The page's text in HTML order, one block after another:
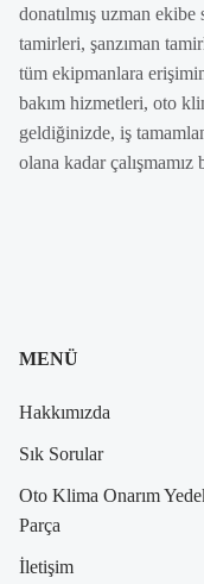
donatılmış uzman
tamirleri, şanzıman
tüm ekipmanlara
bakım hizmetleri, oto
geldiğinizde, iş
olana kadar çalışmamız
MENÜ
Hakkımızda
Sık Sorular
Oto Klima Onarım
Parça
İletişim